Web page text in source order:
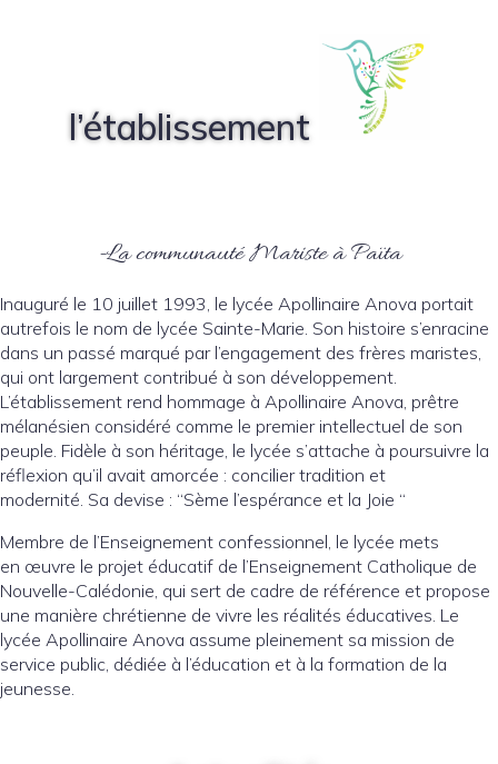
l’établissement
-La communauté Mariste à Païta
Inauguré le 10 juillet 1993, le lycée Apollinaire Anova portait
autrefois le nom de lycée Sainte-Marie. Son histoire s’enracine
dans un passé marqué par l’engagement des frères maristes,
qui ont largement contribué à son développement.
L’établissement rend hommage à Apollinaire Anova, prêtre
mélanésien considéré comme le premier intellectuel de son
peuple. Fidèle à son héritage, le lycée s’attache à poursuivre la
réflexion qu’il avait amorcée : concilier tradition et
modernité. Sa devise : “Sème l’espérance et la Joie “
Membre de l’Enseignement confessionnel, le lycée mets
en œuvre le projet éducatif de l’Enseignement Catholique de
Nouvelle-Calédonie, qui sert de cadre de référence et propose
une manière chrétienne de vivre les réalités éducatives. Le
lycée Apollinaire Anova assume pleinement sa mission de
service public, dédiée à l’éducation et à la formation de la
jeunesse.